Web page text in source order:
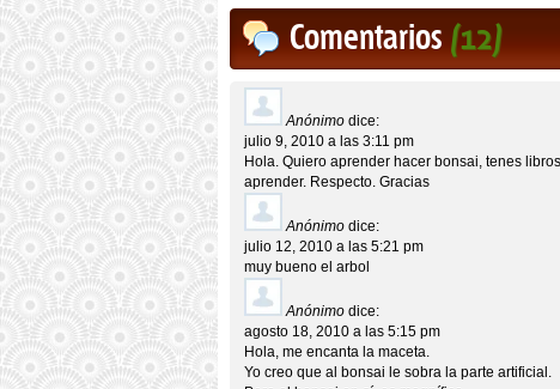
Comentarios(12)
Anónimo dice:
julio 9, 2010 a las 3:11 pm
Hola. Quiero aprender hacer bonsai, tenes
aprender. Respecto. Gracias
Anónimo dice:
julio 12, 2010 a las 5:21 pm
muy bueno el arbol
Anónimo dice:
agosto 18, 2010 a las 5:15 pm
Hola, me encanta la maceta.
Yo creo que al bonsai le sobra la parte artificial.